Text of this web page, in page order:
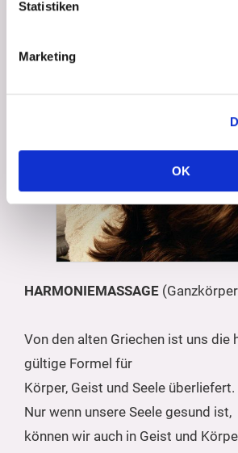
Statistiken
Marketing
OK
HARMONIEMASSAGE
Von den alten Griechen ist uns die
gültige Formel für
Körper, Geist und Seele überliefert.
Nur wenn unsere Seele gesund ist,
können wir auch in Geist und